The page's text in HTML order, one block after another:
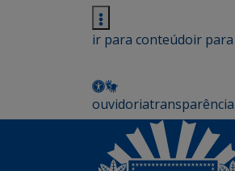
ir para conteúdoir
ouvidoriatransparência